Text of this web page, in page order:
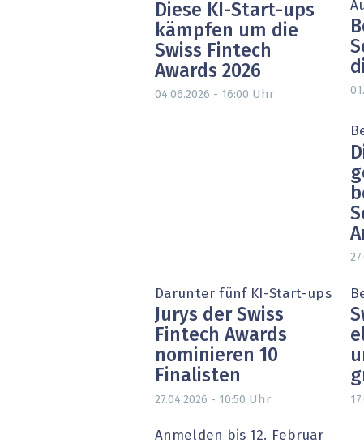
Diese KI-Start-ups
kämpfen um die
Swiss Fintech
Awards 2026
04.06.2026 - 16:00 Uhr
Darunter fünf KI-Start-ups
Jurys der Swiss
Fintech Awards
nominieren 10
Finalisten
27.04.2026 - 10:50 Uhr
Anmelden bis 12. Februar